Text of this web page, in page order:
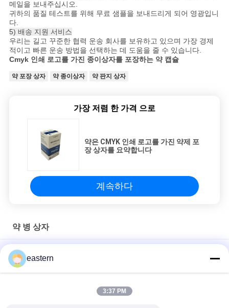
메일을 보내주십시오.
귀하의 품질 테스트를 위해 무료 샘플을 보내드리게 되어 영광입니
다.
5) 배송 지원 서비스
우리는 길고 꾸준한 협력 운송 회사를 보유하고 있으며 가장 경제
적이고 빠른 운송 방법을 선택하는 데 도움을 줄 수 있습니다.
Cmyk 인쇄 로고를 가진 종이상자를 포장하는 약 캡슐
약 포장 상자 약 종이상자 약 판지 상자
가장 저렴 한 가격 으로
약은 CMYK 인쇄 로고를 가진 약제 포
장 상자를 요약합니다
계속하다
약 병 상자
약은 CMYK 인쇄 로고를 가진 약제 포장 상자를 요약합니다
건강 관리 포장을 위한 일요일 Pharma 약 포장 상자/10ml 작은 유
eastern
3:37 PM